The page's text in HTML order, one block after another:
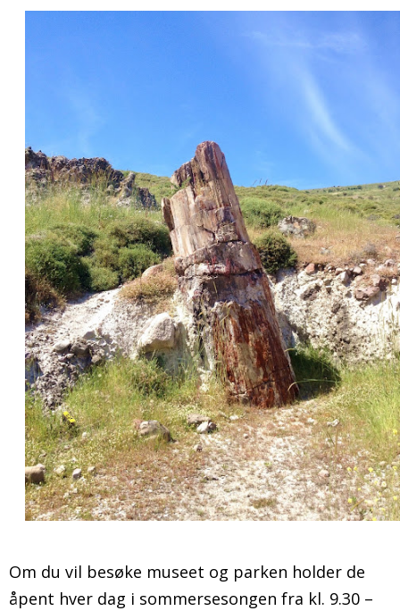
Om du vil besøke museet og parken holder de
åpent hver dag i sommersesongen fra kl. 9.30 –